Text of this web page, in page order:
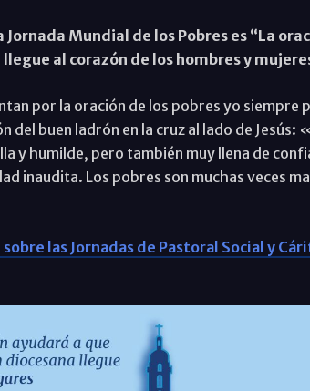
Jornada Mundial de los Pobres es “La
llegue al corazón de los hombres y
por la oración de los pobres yo siempre
del buen ladrón en la cruz al lado de
y humilde, pero también muy llena de
inaudita. Los pobres son muchas veces
las Jornadas de Pastoral Social y